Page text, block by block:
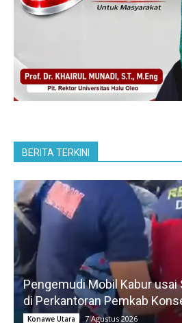
BERITA TERKINI
Pengemudi Mobil Kabur
di Perkantoran Pemkab
Konawe Utara 7 Agustus 2026